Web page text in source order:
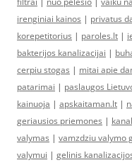
irenginiai kainos | privatus
korepetitorius | paroles.lt |
bakterijos kanalizacijai |
cerpiu stogas | mitai apie
patarimai | paslaugos
kainuoja | apskaitaman.lt |
geriausios priemones |
valymas | vamzdziu valymo
valymui | gelinis